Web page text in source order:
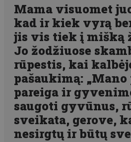
Mama visuomet
kad ir kiek vyrą
jis vis tiek į mišką
Jo žodžiuose
rūpestis, kai
pašaukimą:
pareiga ir
saugoti gyvūnus,
sveikata, gerove,
nesirgtų ir būtų